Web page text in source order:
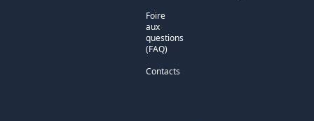
Foire
aux
questions
(FAQ)
Contacts